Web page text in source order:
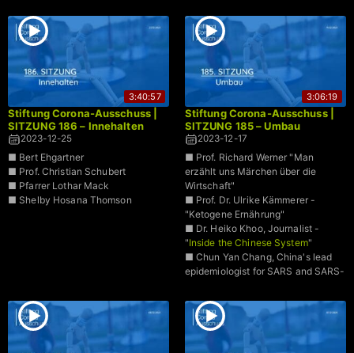
3:40:57
Stiftung Corona-Ausschuss |
SITZUNG 186 – Innehalten
2023-12-25
■ Bert Ehgartner
■ Prof. Christian Schubert
■ Pfarrer Lothar Mack
■ Shelby Hosana Thomson
3:06:19
Stiftung Corona-Ausschuss |
SITZUNG 185 – Umbau
2023-12-17
■ Prof. Richard Werner "Man
erzählt uns Märchen über die
Wirtschaft"
■ Prof. Dr. Ulrike Kämmerer -
"Ketogene Ernährung"
■ Dr. Heiko Khoo, Journalist -
"Inside the Chinese System"
■ Chun Yan Chang, China's lead
epidemiologist for SARS and SARS-